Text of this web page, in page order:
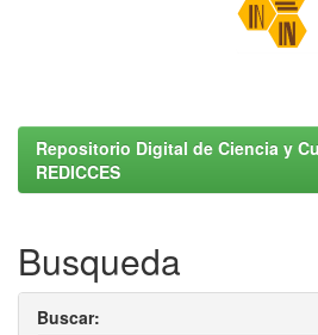
Repositorio Digital de Ciencia y
REDICCES
Busqueda
Buscar: